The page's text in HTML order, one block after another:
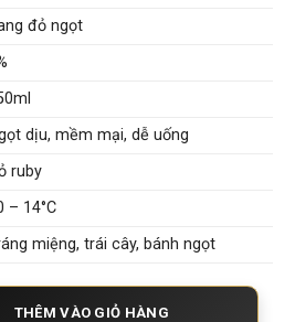
đỏ ngọt
dịu, mềm mại, dễ uống
ruby
– 14°C
miệng, trái cây, bánh ngọt
Red Wine – Vẻ Đẹp Ngọt Ngào
THÊM VÀO GIỎ HÀNG